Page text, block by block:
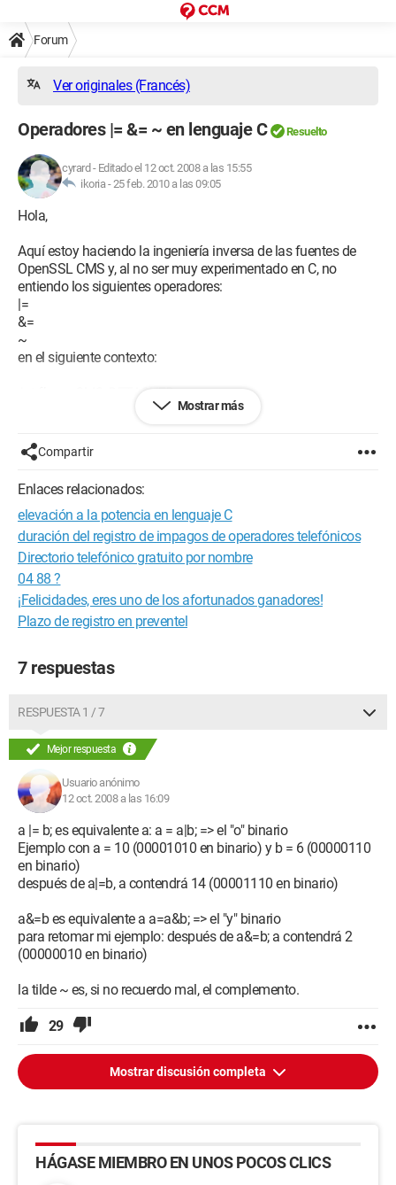
Forum
Ver originales (Francés)
Operadores |= &= ~ en lenguaje C Resuelto
cyrard - Editado el 12 oct. 2008 a las 15:55
ikoria -25 feb. 2010 a las 09:05
Hola,
Aquí estoy haciendo la ingeniería inversa de las fuentes de
OpenSSL CMS y, al no ser muy experimentado en C, no
entiendo los siguientes operadores:
|=
&=
~
en el siguiente contexto:
int flags=CMS_DETACHED;
[...]
flags |= CMS_BINARY;
En los tutoriales de lenguaje C en la red no se habla de estos
operadores.
¿Podrían estar definidos en las líneas de comandos del
precompilador en algún archivo .h de la aplicación?
Gracias
Mostrar más
Compartir
Enlaces relacionados:
elevación a la potencia en lenguaje C
duración del registro de impagos de operadores telefónicos
Directorio telefónico gratuito por nombre
04 88 ?
¡Felicidades, eres uno de los afortunados ganadores!
Plazo de registro en preventel
7 respuestas
RESPUESTA 1 / 7
Mejor respuesta
Usuario anónimo
12 oct. 2008 a las 16:09
a |= b; es equivalente a: a = a|b; => el "o" binario
Ejemplo con a = 10 (00001010 en binario) y b = 6 (00000110
en binario)
después de a|=b, a contendrá 14 (00001110 en binario)
a&=b es equivalente a a=a&b; => el "y" binario
para retomar mi ejemplo: después de a&=b; a contendrá 2
(00000010 en binario)
la tilde ~ es, si no recuerdo mal, el complemento.
29
Mostrar discusión completa
HÁGASE MIEMBRO EN UNOS POCOS CLICS